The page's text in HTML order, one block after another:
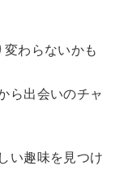
わらないかも
ら出会いのチャ
い趣味を見つけ